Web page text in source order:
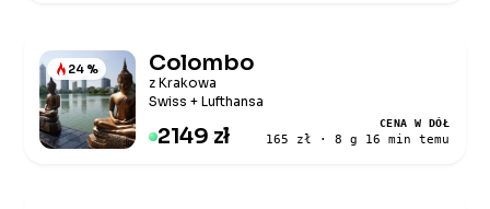
24 % Colombo
z Krakowa
Swiss + Lufthansa
2149 zł CENA W DÓŁ
165 zł · 8 g 16 min temu